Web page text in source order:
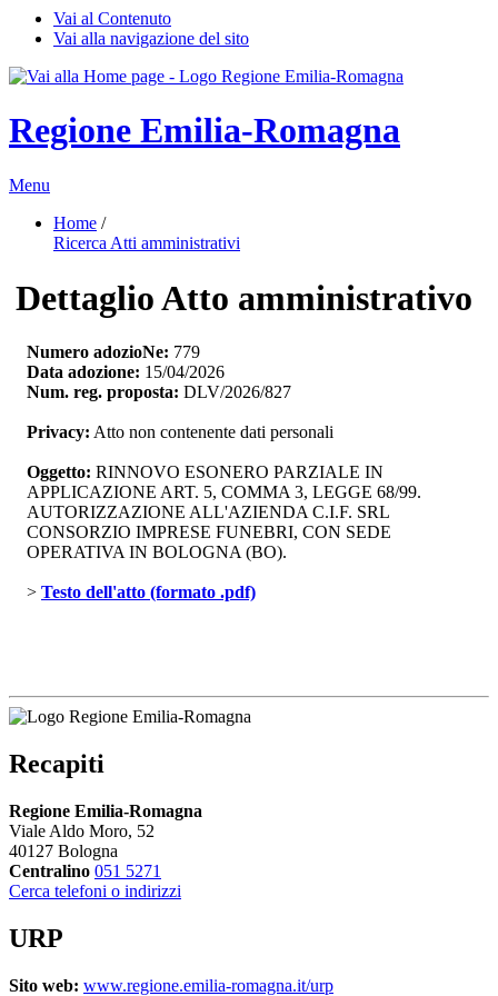
Vai al Contenuto
Vai alla navigazione del sito
Regione Emilia-Romagna
Menu
Home /
Ricerca Atti amministrativi
Dettaglio Atto amministrativo
Numero adozioNe: 779
Data adozione: 15/04/2026
Num. reg. proposta: DLV/2026/827
Privacy: Atto non contenente dati personali
Oggetto: RINNOVO ESONERO PARZIALE IN
APPLICAZIONE ART. 5, COMMA 3, LEGGE 68/99.
AUTORIZZAZIONE ALL'AZIENDA C.I.F. SRL
CONSORZIO IMPRESE FUNEBRI, CON SEDE
OPERATIVA IN BOLOGNA (BO).
> Testo dell'atto (formato .pdf)
Recapiti
Regione Emilia-Romagna
Viale Aldo Moro, 52
40127 Bologna
Centralino 051 5271
Cerca telefoni o indirizzi
URP
Sito web: www.regione.emilia-romagna.it/urp